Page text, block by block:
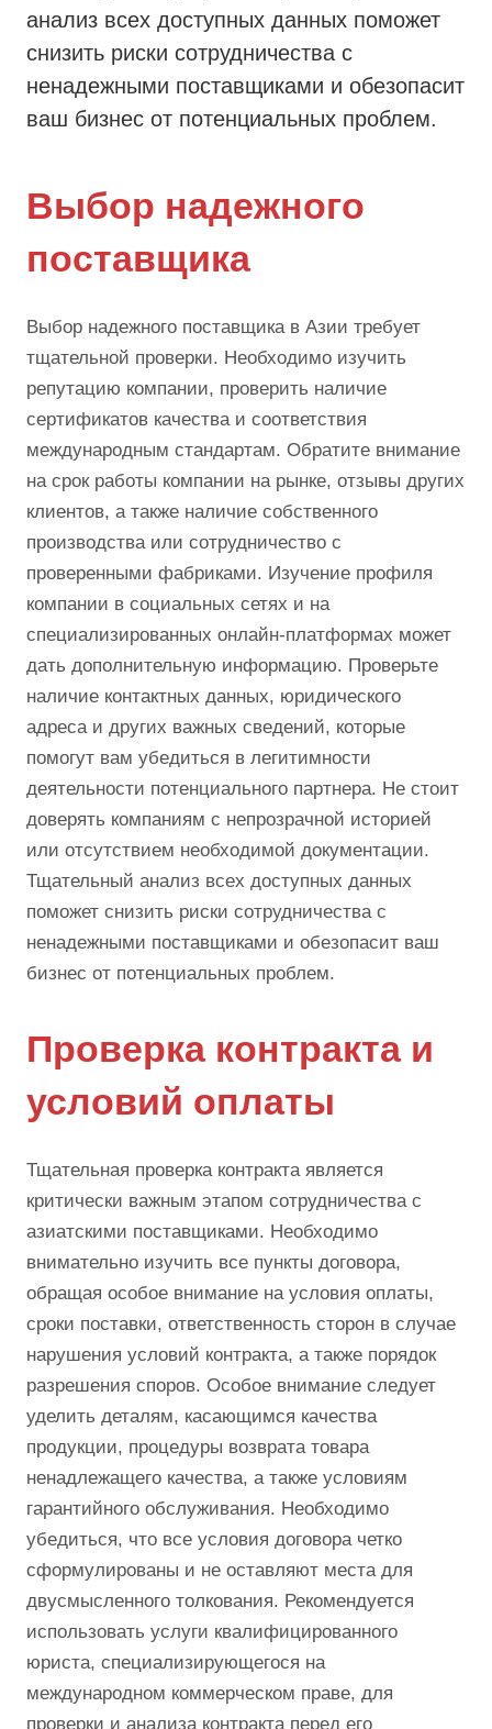
анализ всех доступных данных поможет
снизить риски сотрудничества с
ненадежными поставщиками и обезопасит
ваш бизнес от потенциальных проблем.
Выбор надежного
поставщика
Выбор надежного поставщика в Азии требует
тщательной проверки. Необходимо изучить
репутацию компании, проверить наличие
сертификатов качества и соответствия
международным стандартам. Обратите внимание
на срок работы компании на рынке, отзывы других
клиентов, а также наличие собственного
производства или сотрудничество с
проверенными фабриками. Изучение профиля
компании в социальных сетях и на
специализированных онлайн-платформах может
дать дополнительную информацию. Проверьте
наличие контактных данных, юридического
адреса и других важных сведений, которые
помогут вам убедиться в легитимности
деятельности потенциального партнера. Не стоит
доверять компаниям с непрозрачной историей
или отсутствием необходимой документации.
Тщательный анализ всех доступных данных
поможет снизить риски сотрудничества с
ненадежными поставщиками и обезопасит ваш
бизнес от потенциальных проблем.
Проверка контракта и
условий оплаты
Тщательная проверка контракта является
критически важным этапом сотрудничества с
азиатскими поставщиками. Необходимо
внимательно изучить все пункты договора,
обращая особое внимание на условия оплаты,
сроки поставки, ответственность сторон в случае
нарушения условий контракта, а также порядок
разрешения споров. Особое внимание следует
уделить деталям, касающимся качества
продукции, процедуры возврата товара
ненадлежащего качества, а также условиям
гарантийного обслуживания. Необходимо
убедиться, что все условия договора четко
сформулированы и не оставляют места для
двусмысленного толкования. Рекомендуется
использовать услуги квалифицированного
юриста, специализирующегося на
международном коммерческом праве, для
проверки и анализа контракта перед его